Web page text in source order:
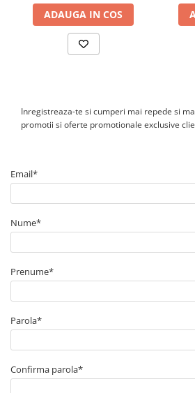
ADAUGA IN COS
Inregistreaza-te si cumperi mai repede si
promotii si oferte promotionale exclusive
Email*
Nume*
Prenume*
Parola*
Confirma parola*